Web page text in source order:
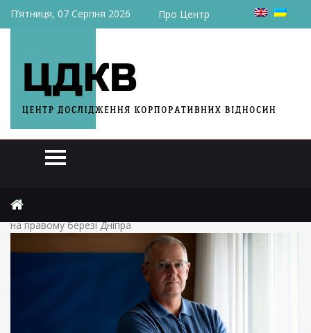
П’ятниця, 07 Серпня 2026 Про Центр
Денис Костржевський: Києву потрібен потужний аеропорт
на правому березі Дніпра